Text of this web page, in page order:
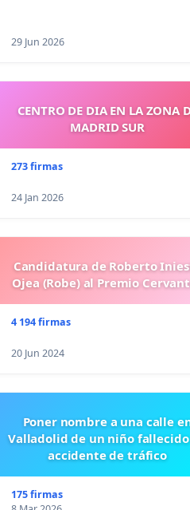
29 Jun 2026
CENTRO DE DIA EN LA ZONA
MADRID SUR
273 firmas
24 Jan 2026
Candidatura de Roberto
Ojea (Robe) al Premio
4 194 firmas
20 Jun 2024
Poner nombre a una calle
Valladolid de un niño fallecido
accidente de tráfico
175 firmas